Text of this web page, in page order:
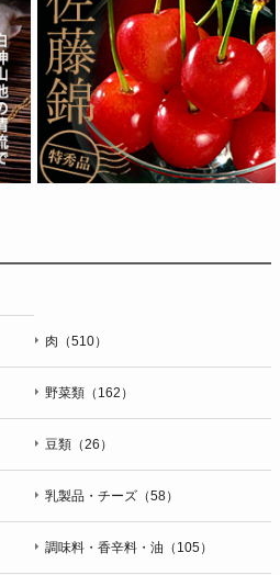
肉（510）
野菜類（162）
豆類（26）
乳製品・チーズ（58）
調味料・香辛料・油（105）